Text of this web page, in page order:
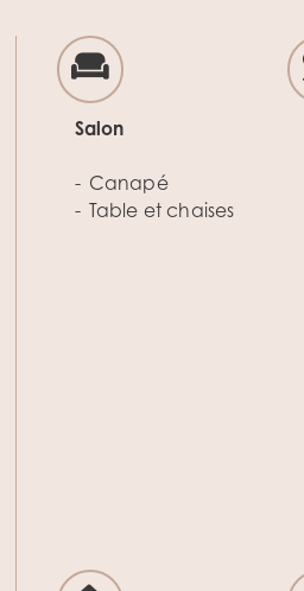
Salon
Canapé
Table et chaises